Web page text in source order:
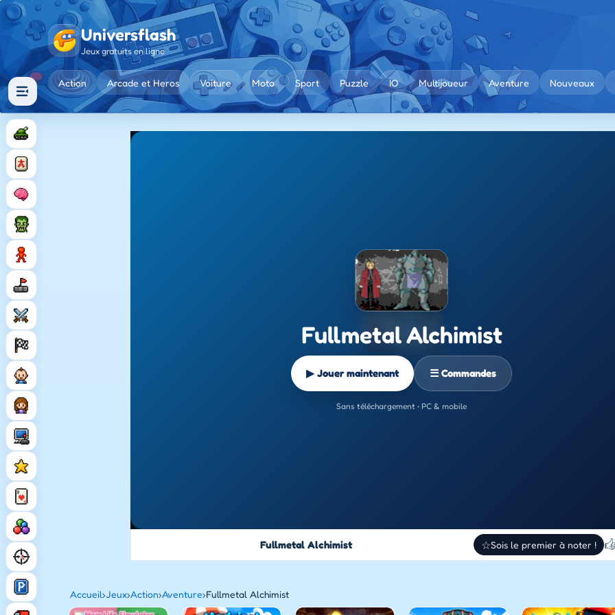
Universflash
Jeux gratuits en ligne
Action Arcade et Heros Voiture Moto Sport Puzzle IO Multijoueur Aventure Nouveaux
Fullmetal Alchimist
▶ Jouer maintenant ☰ Commandes
Sans téléchargement • PC & mobile
Fullmetal Alchimist ☆Sois le premier à noter !
Accueil›Jeux›Action›Aventure›Fullmetal Alchimist